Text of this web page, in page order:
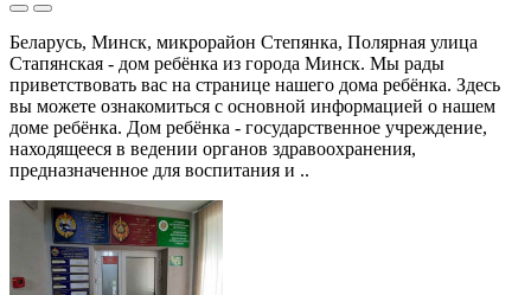
Беларусь, Минск, микрорайон Степянка, Полярная улица
Стапянская - дом ребёнка из города Минск. Мы рады
приветствовать вас на странице нашего дома ребёнка. Здесь
вы можете ознакомиться с основной информацией о нашем
доме ребёнка. Дом ребёнка - государственное учреждение,
находящееся в ведении органов здравоохранения,
предназначенное для воспитания и ..